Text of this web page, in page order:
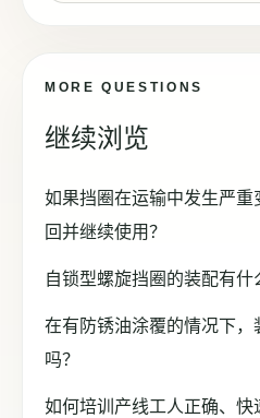
MORE QUESTIONS
继续浏览
如果挡圈在运输中发生严
回并继续使用？
自锁型螺旋挡圈的装配有什
在有防锈油涂覆的情况下，
吗？
如何培训产线工人正确、快